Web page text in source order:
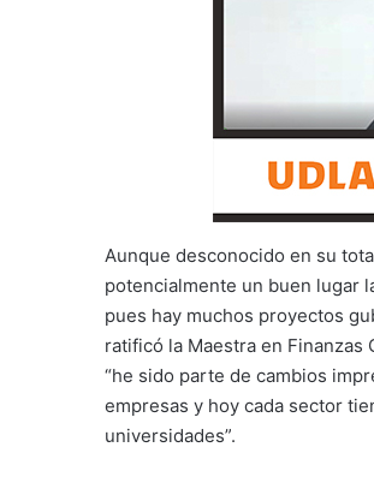
Aunque desconocido en su
potencialmente un buen lugar
pues hay muchos proyectos
ratificó la Maestra en Finanzas
“he sido parte de cambios
empresas y hoy cada sector
universidades”.